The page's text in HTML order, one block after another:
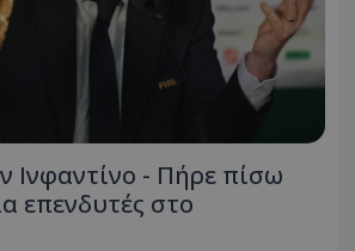
Ινφαντίνο - Πήρε πίσω
επενδυτές στο